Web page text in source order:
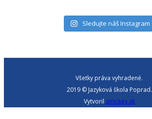
Sledujte náš Instagram
Všetky práva vyhradené.
2019 © Jazyková škola Poprad.
Vytvoril zmickey.sk